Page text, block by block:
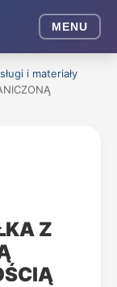
MENU
i materiały
Z